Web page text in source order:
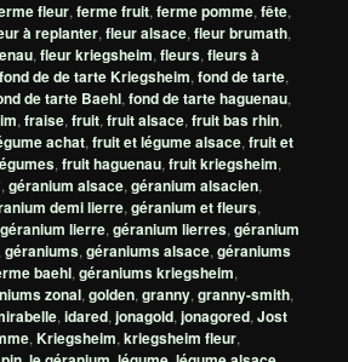
fleur,ferme fruit,ferme pomme,fête,
à replanter,fleur alsace,fleur brumath,
,fleur kriegsheim,fleurs,fleurs à
fond de de tarte Kriegsheim,fond de tarte,
de tarte Baehl,fond de tarte haguenau,
,fraise,fruit,fruit alsace,fruit bas rhin,
achat,fruit et légume alsace,fruit et
,fruit haguenau,fruit kriegsheim,
,géranium alsace,géranium alsacien,
demi lierre,géranium et fleurs,
géranium lierre,géranium lierres,géranium
,géraniums,géraniums alsace,géraniums
baehl,géraniums kriegsheim,
zonal,golden,granny,granny-smith,
,idared,jonagold,jonagored,Jost
,Kriegsheim,kriegsheim fleur,